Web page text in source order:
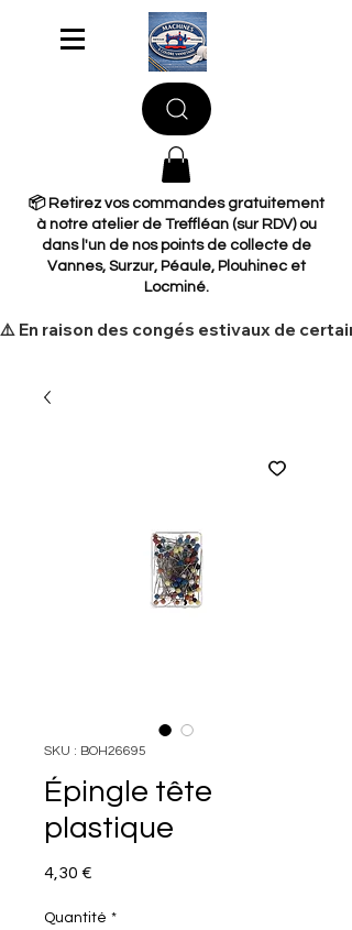
📦 Retirez vos commandes gratuitement
à notre atelier de Treffléan (sur RDV) ou
dans l'un de nos points de collecte de
Vannes, Surzur, Péaule, Plouhinec et
Locminé.
​⚠️ En raison des congés estivaux de
SKU : BOH26695
Épingle tête
plastique
4,30 €
Quantité *